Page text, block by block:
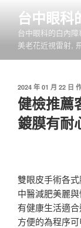
內
台中眼科
台中眼科的白內
美老花近視雷射,
發
佈
於
2024 年 01 月 22 日
健檢推薦
鍍膜有耐
雙眼皮手術各
中醫減肥美麗
有健康生活適
方便的為程序